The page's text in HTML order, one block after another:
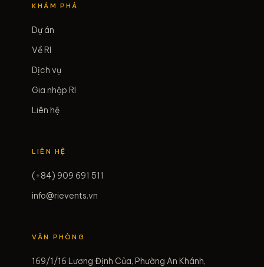
KHÁM PHÁ
Dự án
Về RI
Dịch vụ
Gia nhập RI
Liên hệ
LIÊN HỆ
(+84) 909 691 511
info@rievents.vn
VĂN PHÒNG
169/1/16 Lương Định Của, Phường An Khánh,